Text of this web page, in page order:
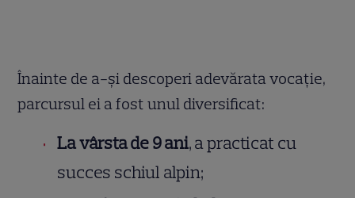
Înainte de a-și descoperi adevărata vocație,
parcursul ei a fost unul diversificat:
La vârsta de 9 ani, a practicat cu
succes schiul alpin;